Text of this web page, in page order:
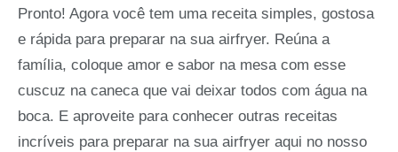
Pronto! Agora você tem uma receita simples, gostosa
e rápida para preparar na sua airfryer. Reúna a
família, coloque amor e sabor na mesa com esse
cuscuz na caneca que vai deixar todos com água na
boca. E aproveite para conhecer outras receitas
incríveis para preparar na sua airfryer aqui no nosso